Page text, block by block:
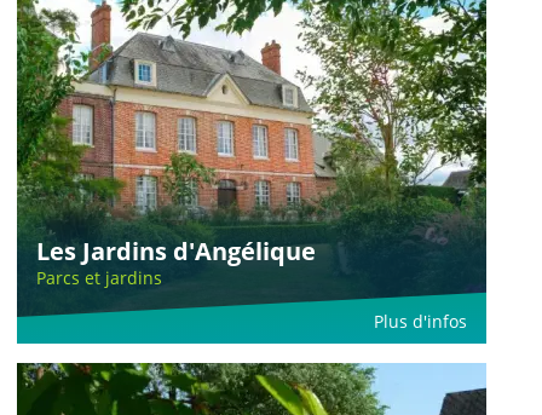
Les Jardins d'Angélique
Parcs et jardins
Plus d'infos